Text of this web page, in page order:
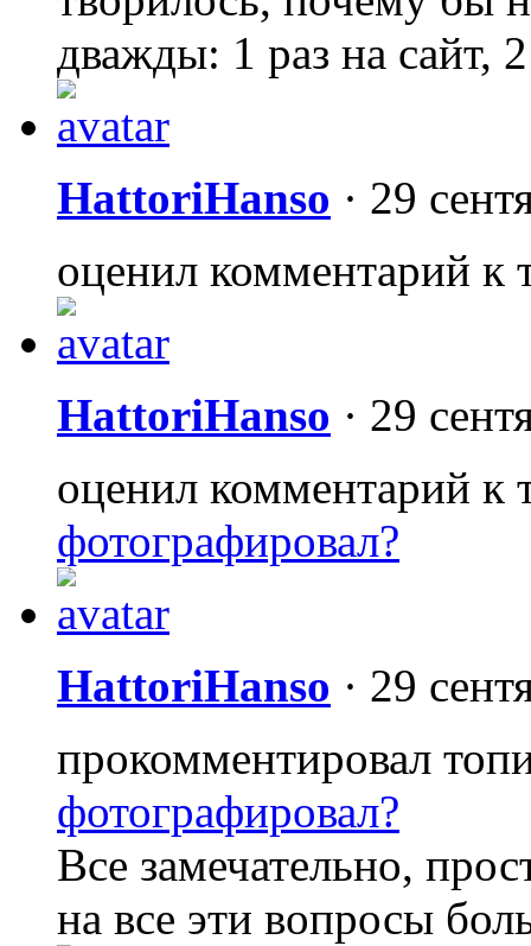
дважды: 1 раз на сайт,
HattoriHanso · 29
оценил комментарий к
HattoriHanso · 29
оценил комментарий к
фотографировал?
HattoriHanso · 29
прокомментировал
фотографировал?
Все замечательно,
на все эти вопросы